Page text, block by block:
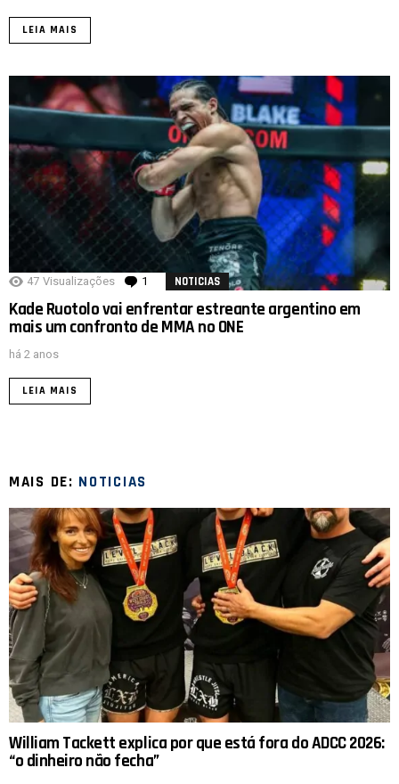
LEIA MAIS
47 Visualizações 1 comentário
NOTICIAS
Kade Ruotolo vai enfrentar estreante argentino em
mais um confronto de MMA no ONE
há 2 anos
LEIA MAIS
MAIS DE: NOTICIAS
William Tackett explica por que está fora do ADCC 2026:
“o dinheiro não fecha”